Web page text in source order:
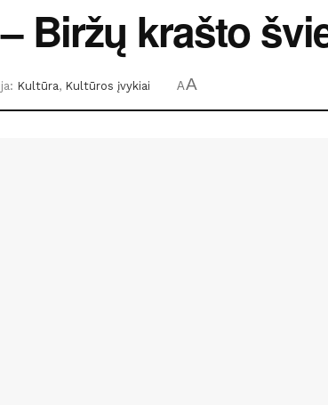
Biržų krašto
Kultūra, Kultūros įvykiai AA